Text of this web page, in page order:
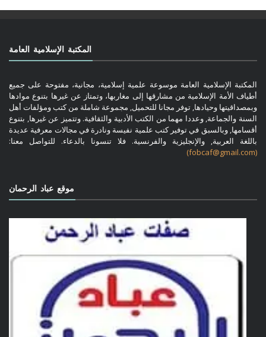
المكتبة الإسلامية العامة
المكتبة الإسلامية العامة موسوعة علمية إسلامية، مجانية، مفتوحة على جميع
أطياف الأمة الإسلامية من مشارقها إلى مغاربها، وتمتاز عن غيرها بتنوع موادها
وبمصداقيتها وحيادها, توفر مجانا للتحميل, مجموعة شاملة من كتب ومؤلفات أهل
السنة والجماعة, وعددا مهما من الكتب الأدبية والثقافية. وتتميز عن غيرها, بتنوع
أقسامها, وبالسبق في توفير كتب علمية نفيسة ونادرة في مجالات معرفية عديدة
باللغة العربية, والإنجليزية والفرنسية. فلا تنسونا بالدعاء. للتواصل معنا:
(fobcaf@gmail.com)
موقع عباد الرحمان